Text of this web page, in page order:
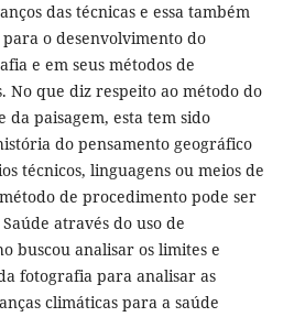
das técnicas e essa também
o desenvolvimento do
e em seus métodos de
No que diz respeito ao método do
da paisagem, esta tem sido
do pensamento geográfico
técnicos, linguagens ou meios de
de procedimento pode ser
através do uso de
buscou analisar os limites e
fotografia para analisar as
climáticas para a saúde